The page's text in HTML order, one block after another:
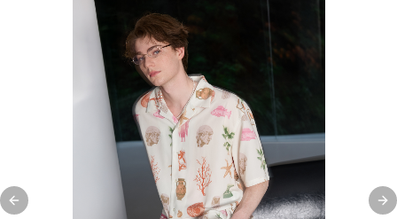
Previous slide